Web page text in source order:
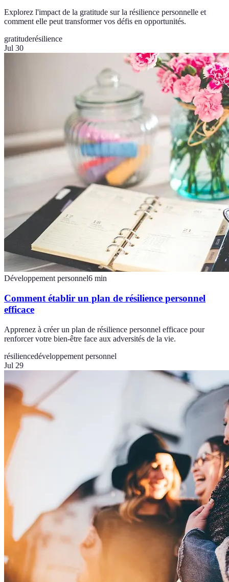
Explorez l'impact de la gratitude sur la résilience personnelle et
comment elle peut transformer vos défis en opportunités.
gratituderésilience
Jul 30
Développement personnel6 min
Comment établir un plan de résilience personnel
efficace
Apprenez à créer un plan de résilience personnel efficace pour
renforcer votre bien-être face aux adversités de la vie.
résiliencedéveloppement personnel
Jul 29